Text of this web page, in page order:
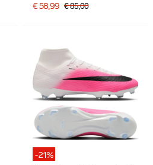
Voetbalschoenen (MG)
€ 58,99 € 85,00
-21%